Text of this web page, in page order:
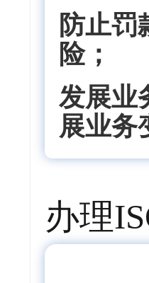
防止罚
险；
发展业
展业务
办理